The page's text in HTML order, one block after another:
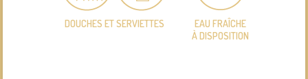
DOUCHES ET SERVIETTES
EAU FRAÎCHE
À DISPOSITION